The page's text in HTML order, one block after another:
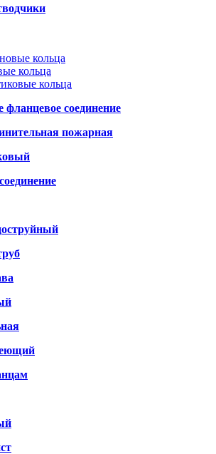
кольца
кольца
кольца
соединение
пожарная